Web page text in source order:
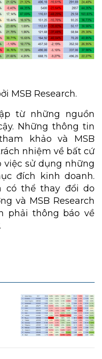
MSB Research.
từ những nguồn
Những thông tin
khảo và MSB
nhiệm về bất cứ
việc sử dụng những
đích kinh doanh.
có thể thay đổi do
và MSB Research
phải thông báo về